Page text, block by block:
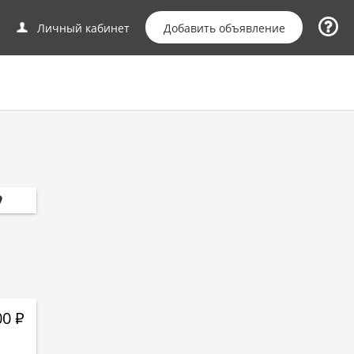
Личный кабинет Добавить объявление
Р